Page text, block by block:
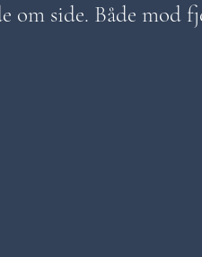
om side. Både mod